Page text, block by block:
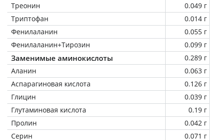
Треонин
0.049 г
Триптофан
0.014 г
Фенилаланин
0.055 г
Фенилаланин+Тирозин
0.099 г
Заменимые аминокислоты
0.289 г
Аланин
0.063 г
Аспарагиновая кислота
0.126 г
Глицин
0.039 г
Глутаминовая кислота
0.19 г
Пролин
0.042 г
Серин
0.071 г